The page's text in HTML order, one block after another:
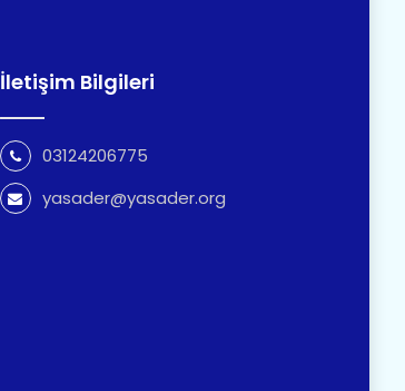
İletişim Bilgileri
03124206775
yasader@yasader.org